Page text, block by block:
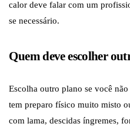
calor deve falar com um
se necessário.
Quem deve escolher
Escolha outro plano se você
tem preparo físico muito misto
com lama, descidas íngremes,